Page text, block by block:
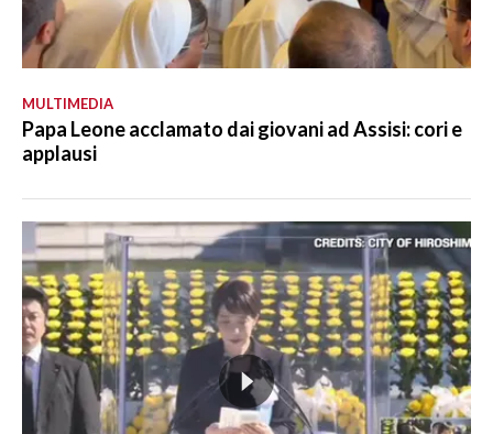
MULTIMEDIA
Papa Leone acclamato dai giovani ad Assisi: cori e
applausi